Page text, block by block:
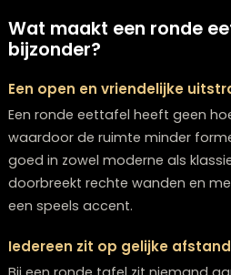
aan en vormt vaak het
eetkamer.
Wat maakt een
bijzonder?
Een open en vriendelijke
Een ronde eettafel heeft geen
waardoor de ruimte minder
goed in zowel moderne als